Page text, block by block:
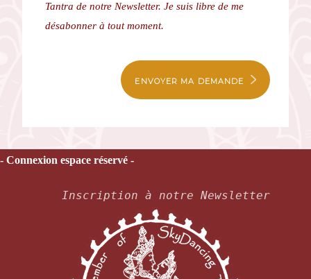
Tantra de notre Newsletter. Je suis libre de me
désabonner à tout moment.
ENVOYER MA DEMANDE
- Connexion espace réservé -
Inscription à notre Newsletter